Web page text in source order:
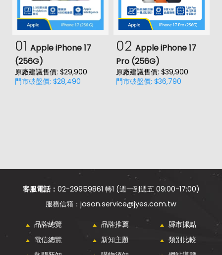
01 Apple iPhone 17
(256G)
原廠建議售價: $29,900
門市破盤價: $28,490
02 Apple iPhone 17
Pro (256G)
原廠建議售價: $39,900
門市破盤價: $36,790
客服電話： 02-29959861 轉1 (週一到週五 09:00-17:00)
jason.service@jyes.com.tw
品牌總覽 品牌推薦
縣市據點
電信總覽
新知主題
類別比較